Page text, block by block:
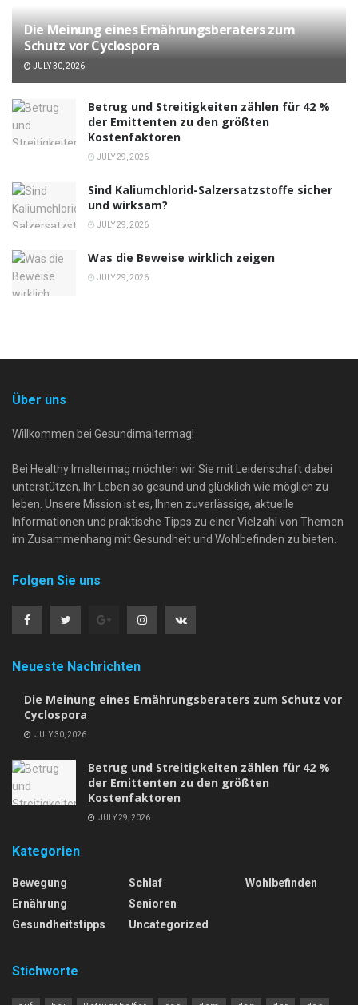
Die Meinung eines Ernährungsberaters zum
Schutz vor Cyclospora
JULY 30, 2026
Betrug und Streitigkeiten zählen für 42 %
der Emittenten zu den größten
Kostenfaktoren
JULY 29, 2026
Sind Kaliumchlorid-Salzersatzstoffe sicher
und wirksam?
JULY 29, 2026
Was die Beweise wirklich zeigen
JULY 29, 2026
Über uns
Willkommen bei Gesundimaltermag!
Bei Healthy Imaltermag möchten wir Sie mit Leidenschaft dabei
unterstützen, Ihr Leben so gesund und glücklich wie möglich zu
leben. Unsere Mission ist es, Ihnen zuverlässige, aktuelle
Informationen und praktische Tipps zu einer Vielzahl von Themen
im Zusammenhang mit Gesundheit und Wohlbefinden zu bieten.
Folgen Sie uns
Neueste Nachrichten
Die Meinung eines Ernährungsberaters zum Schutz vor
Cyclospora
JULY 30, 2026
Betrug und Streitigkeiten zählen für 42 %
der Emittenten zu den größten
Kostenfaktoren
JULY 29, 2026
Kategorien
Bewegung
Ernährung
Gesundheitstipps
Schlaf
Senioren
Uncategorized
Wohlbefinden
Stichworte